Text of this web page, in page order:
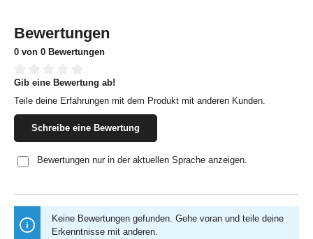
Bewertungen
0 von 0 Bewertungen
Durchschnittliche Bewertung von 0 von 5 Sternen
Gib eine Bewertung ab!
Teile deine Erfahrungen mit dem Produkt mit anderen Kunden.
Schreibe eine Bewertung
Bewertungen nur in der aktuellen Sprache anzeigen.
Keine Bewertungen gefunden. Gehe voran und teile deine
Erkenntnisse mit anderen.